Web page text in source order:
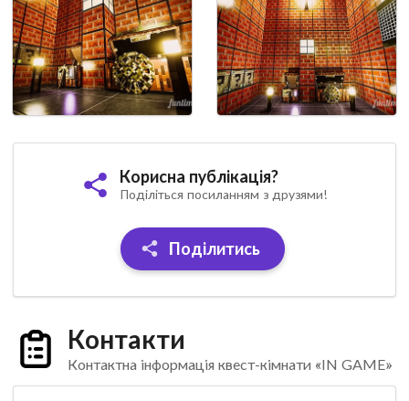
Корисна публікація?
Поділіться посиланням з друзями!
Поділитись
Контакти
Контактна інформація квест-кімнати «IN GAME»